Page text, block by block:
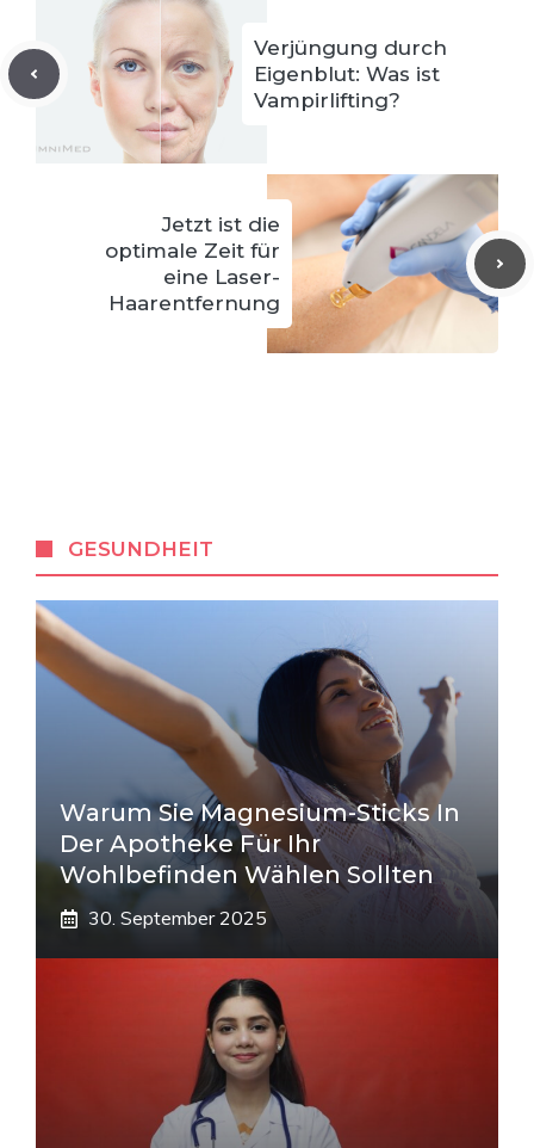
Verjüngung durch
Eigenblut: Was ist
Vampirlifting?
Jetzt ist die
optimale Zeit für
eine Laser-
Haarentfernung
GESUNDHEIT
Warum Sie Magnesium-Sticks In
Der Apotheke Für Ihr
Wohlbefinden Wählen Sollten
30. September 2025